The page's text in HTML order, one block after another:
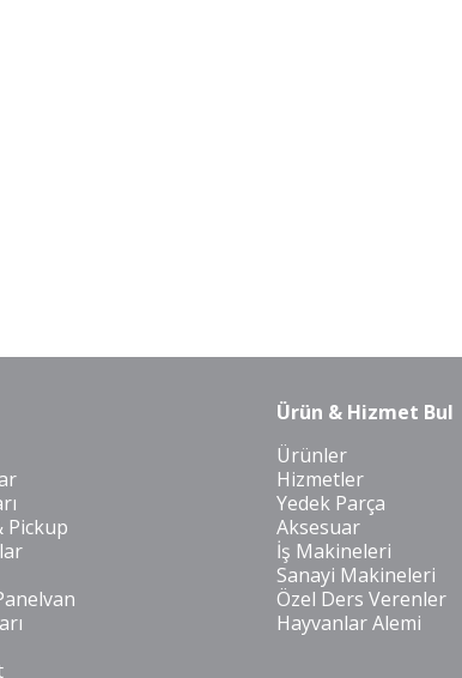
Pickup
Ürün & Hizmet Bul
Ürünler
Hizmetler
Yedek Parça
Aksesuar
İş Makineleri
Sanayi Makineleri
Özel Ders Verenler
Hayvanlar Alemi